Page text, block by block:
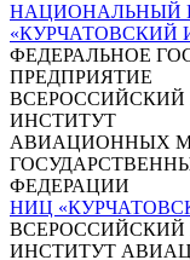
НАЦИОНАЛЬНЫЙ
«КУРЧАТОВСКИЙ
ФЕДЕРАЛЬНОЕ
ПРЕДПРИЯТИЕ
ВСЕРОССИЙСКИЙ
ИНСТИТУТ
АВИАЦИОННЫХ
ФЕДЕРАЦИИ
НИЦ
ВСЕРОССИЙСКИЙ
ИНСТИТУТ